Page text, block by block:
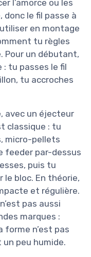
l’amorce ou les
le fil passe à
en montage
tu règles
Pour un débutant,
: tu passes le fil
tu accroches
avec un éjecteur
classique : tu
micro-pellets
feeder par-dessus
puis tu
le bloc. En théorie,
et régulière.
pas aussi
marques :
forme n’est pas
peu humide.